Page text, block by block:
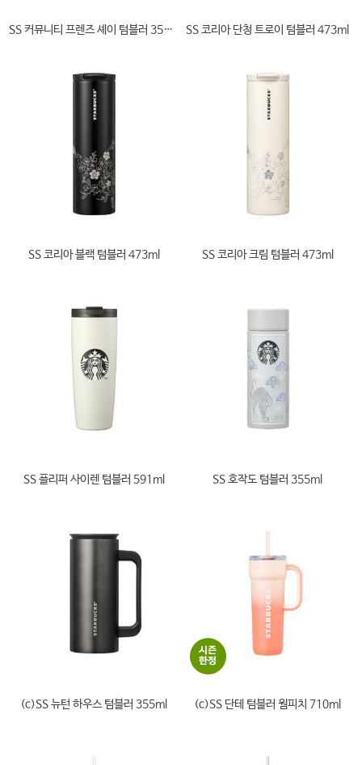
SS 커뮤니티 프렌즈 셰이 텀블러 355ml SS 코리아 단청 트로이 텀블러 473ml
SS 코리아 블랙 텀블러 473ml SS 코리아 크림 텀블러 473ml
SS 플리퍼 사이렌 텀블러 591ml SS 호작도 텀블러 355ml
(c)SS 뉴턴 하우스 텀블러 355ml (c)SS 단테 텀블러 웜피치 710ml